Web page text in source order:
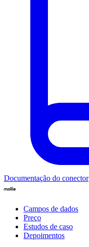
Documentação do conector
Campos de dados
Preço
Estudos de caso
Depoimentos